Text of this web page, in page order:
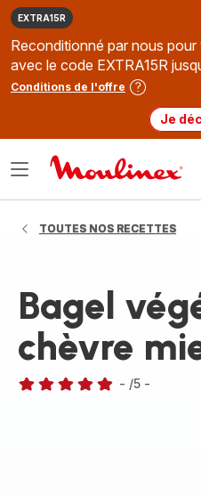
EXTRA15R
Reconditionné par nous
avec le code EXTRA15R
Conditions de l'offre
Je
Ouvrir
TOUTES NOS RECETTES
Bagel
chèvre
- /5 -